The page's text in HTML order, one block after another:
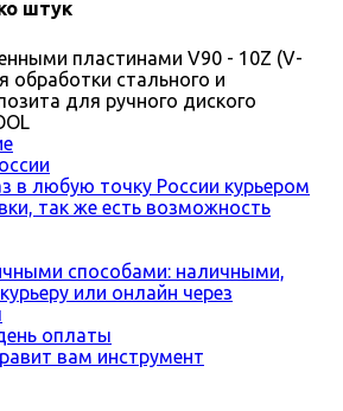
штук
пластинами V90 - 10Z (V-
обработки стального и
для ручного диского
в любую точку России курьером
так же есть возможность
способами: наличными,
или онлайн через
оплаты
вам инструмент